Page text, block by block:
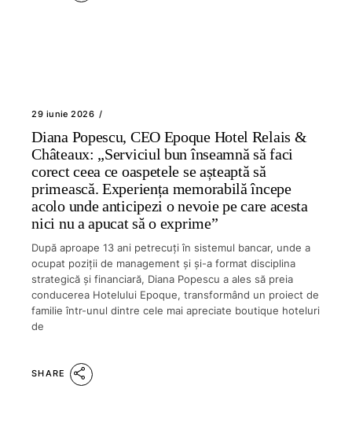
29 iunie 2026
Diana Popescu, CEO Epoque Hotel Relais &
Châteaux: „Serviciul bun înseamnă să faci
corect ceea ce oaspetele se așteaptă să
primească. Experiența memorabilă începe
acolo unde anticipezi o nevoie pe care acesta
nici nu a apucat să o exprime”
După aproape 13 ani petrecuți în sistemul bancar, unde a
ocupat poziții de management și și-a format disciplina
strategică și financiară, Diana Popescu a ales să preia
conducerea Hotelului Epoque, transformând un proiect de
familie într-unul dintre cele mai apreciate boutique hoteluri
de
SHARE